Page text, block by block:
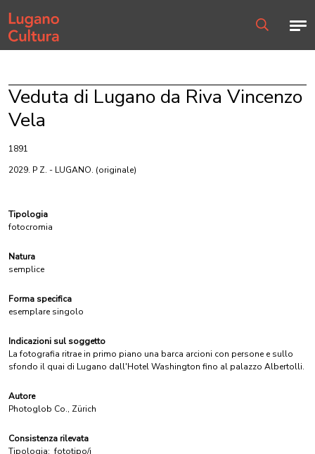
Home page
Veduta di Lugano da Riva Vincenzo
Vela
1891
2029. P Z. - LUGANO. (originale)
Tipologia
fotocromia
Natura
semplice
Forma specifica
esemplare singolo
Indicazioni sul soggetto
La fotografia ritrae in primo piano una barca arcioni con persone e sullo
sfondo il quai di Lugano dall'Hotel Washington fino al palazzo Albertolli.
Autore
Photoglob Co., Zürich
Consistenza rilevata
Tipologia: fototipo/i